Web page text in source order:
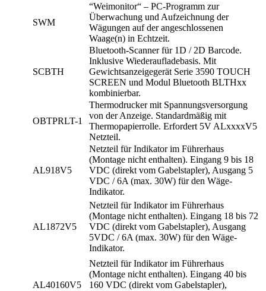
SWM
“Weimonitor“ – PC-Programm zur
Überwachung und Aufzeichnung der
Wägungen auf der angeschlossenen
Waage(n) in Echtzeit.
SCBTH
Bluetooth-Scanner für 1D / 2D Barcode.
Inklusive Wiederaufladebasis. Mit
Gewichtsanzeigegerät Serie 3590 TOUCH
SCREEN und Modul Bluetooth BLTHxx
kombinierbar.
OBTPRLT-1
Thermodrucker mit Spannungsversorgung
von der Anzeige. Standardmäßig mit
Thermopapierrolle. Erfordert 5V ALxxxxV5
Netzteil.
AL918V5
Netzteil für Indikator im Führerhaus
(Montage nicht enthalten). Eingang 9 bis 18
VDC (direkt vom Gabelstapler), Ausgang 5
VDC / 6A (max. 30W) für den Wäge-
Indikator.
AL1872V5
Netzteil für Indikator im Führerhaus
(Montage nicht enthalten). Eingang 18 bis 72
VDC (direkt vom Gabelstapler), Ausgang
5VDC / 6A (max. 30W) für den Wäge-
Indikator.
AL40160V5
Netzteil für Indikator im Führerhaus
(Montage nicht enthalten). Eingang 40 bis
160 VDC (direkt vom Gabelstapler),